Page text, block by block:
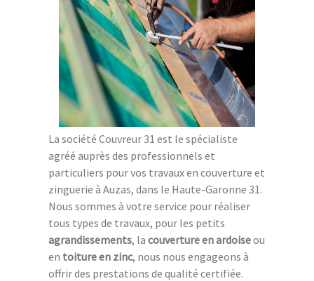
La société Couvreur 31 est le spécialiste
agréé auprès des professionnels et
particuliers pour vos travaux en couverture et
zinguerie à Auzas, dans le Haute-Garonne 31.
Nous sommes à votre service pour réaliser
tous types de travaux, pour les petits
agrandissements, la couverture en ardoiseou
en toiture en zinc, nous nous engageons à
offrir des prestations de qualité certifiée.